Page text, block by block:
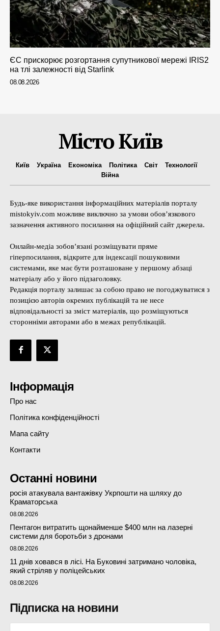
ЄС прискорює розгортання супутникової мережі IRIS2
на тлі залежності від Starlink
08.08.2026
Місто Київ
Київ Україна Економіка Політика Світ
Технології
Війна
Будь-яке використання інформаційних матеріалів порталу
mistokyiv.com можливе виключно за умови обов’язкового
зазначення активного посилання на офіційний сайт джерела.
Онлайн-медіа зобов’язані розміщувати пряме
гіперпосилання, відкрите для індексації пошуковими
системами, яке має бути розташоване у першому абзаці
матеріалу або у його підзаголовку.
Редакція порталу залишає за собою право не погоджуватися з
позицією авторів окремих публікацій та не несе
відповідальності за зміст матеріалів, що розміщуються
сторонніми авторами або в межах републікацій.
Інформація
Про нас
Політика конфіденційності
Мапа сайту
Контакти
Останні новини
росія атакувала вантажівку Укрпошти на шляху до
Краматорська
08.08.2026
Пентагон витратить щонайменше $400 млн на лазерні
системи для боротьби з дронами
08.08.2026
11 днів ховався в лісі. На Буковині затримано чоловіка,
який стріляв у поліцейських
08.08.2026
Підписка на новини